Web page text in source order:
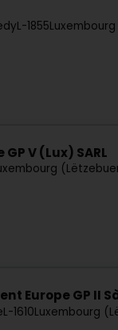
L-1855
V (Lux) SARL
Europe GP II
L-1610Luxembourg